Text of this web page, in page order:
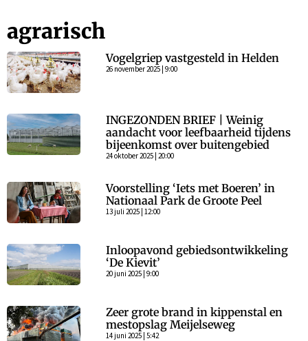
agrarisch
Vogelgriep vastgesteld in Helden
26 november 2025 | 9:00
INGEZONDEN BRIEF | Weinig
aandacht voor leefbaarheid tijdens
bijeenkomst over buitengebied
24 oktober 2025 | 20:00
Voorstelling ‘Iets met Boeren’ in
Nationaal Park de Groote Peel
13 juli 2025 | 12:00
Inloopavond gebiedsontwikkeling
‘De Kievit’
20 juni 2025 | 9:00
Zeer grote brand in kippenstal en
mestopslag Meijelseweg
14 juni 2025 | 5:42